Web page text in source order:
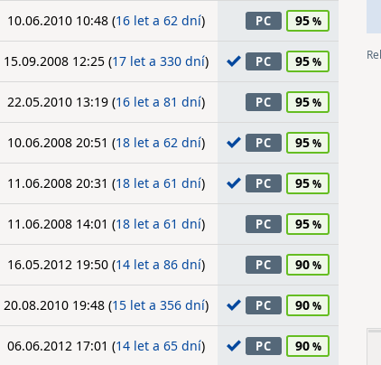
10.06.2010 10:48 (16 let a 62 dní) PC 95
15.09.2008 12:25 (17 let a 330 dní) PC 95
22.05.2010 13:19 (16 let a 81 dní) PC 95
10.06.2008 20:51 (18 let a 62 dní) PC 95
11.06.2008 20:31 (18 let a 61 dní) PC 95
11.06.2008 14:01 (18 let a 61 dní) PC 95
16.05.2012 19:50 (14 let a 86 dní) PC 90
20.08.2010 19:48 (15 let a 356 dní) PC 90
06.06.2012 17:01 (14 let a 65 dní) PC 90